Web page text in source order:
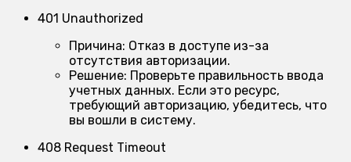
401 Unauthorized
Причина: Отказ в доступе из-за
отсутствия авторизации.
Решение: Проверьте правильность ввода
учетных данных. Если это ресурс,
требующий авторизацию, убедитесь, что
вы вошли в систему.
408 Request Timeout